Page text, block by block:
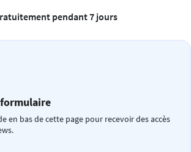
pendant 7 jours
en bas de cette page pour recevoir des accès